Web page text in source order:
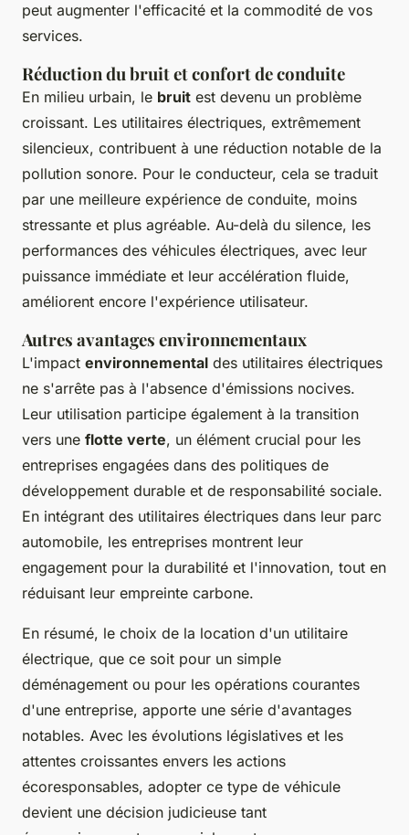
peut augmenter l'efficacité et la commodité de vos
services.
Réduction du bruit et confort de conduite
En milieu urbain, le bruit est devenu un problème
croissant. Les utilitaires électriques, extrêmement
silencieux, contribuent à une réduction notable de la
pollution sonore. Pour le conducteur, cela se traduit
par une meilleure expérience de conduite, moins
stressante et plus agréable. Au-delà du silence, les
performances des véhicules électriques, avec leur
puissance immédiate et leur accélération fluide,
améliorent encore l'expérience utilisateur.
Autres avantages environnementaux
L'impact environnemental des utilitaires électriques
ne s'arrête pas à l'absence d'émissions nocives.
Leur utilisation participe également à la transition
vers une flotte verte, un élément crucial pour les
entreprises engagées dans des politiques de
développement durable et de responsabilité sociale.
En intégrant des utilitaires électriques dans leur parc
automobile, les entreprises montrent leur
engagement pour la durabilité et l'innovation, tout en
réduisant leur empreinte carbone.
En résumé, le choix de la location d'un utilitaire
électrique, que ce soit pour un simple
déménagement ou pour les opérations courantes
d'une entreprise, apporte une série d'avantages
notables. Avec les évolutions législatives et les
attentes croissantes envers les actions
écoresponsables, adopter ce type de véhicule
devient une décision judicieuse tant